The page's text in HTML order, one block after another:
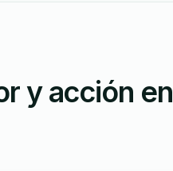
y acción